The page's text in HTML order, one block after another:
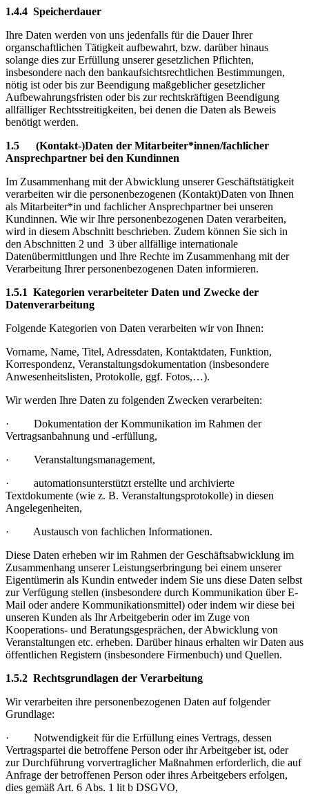
1.4.4 Speicherdauer
Ihre Daten werden von uns jedenfalls für die Dauer Ihrer
organschaftlichen Tätigkeit aufbewahrt, bzw. darüber hinaus
solange dies zur Erfüllung unserer gesetzlichen Pflichten,
insbesondere nach den bankaufsichtsrechtlichen Bestimmungen,
nötig ist oder bis zur Beendigung maßgeblicher gesetzlicher
Aufbewahrungsfristen oder bis zur rechtskräftigen Beendigung
allfälliger Rechtsstreitigkeiten, bei denen die Daten als Beweis
benötigt werden.
1.5 (Kontakt-)Daten der Mitarbeiter*innen/fachlicher
Ansprechpartner bei den Kundinnen
Im Zusammenhang mit der Abwicklung unserer Geschäftstätigkeit
verarbeiten wir die personenbezogenen (Kontakt)Daten von Ihnen
als Mitarbeiter*in und fachlicher Ansprechpartner bei unseren
Kundinnen. Wie wir Ihre personenbezogenen Daten verarbeiten,
wird in diesem Abschnitt beschrieben. Zudem können Sie sich in
den Abschnitten 2 und 3 über allfällige internationale
Datenübermittlungen und Ihre Rechte im Zusammenhang mit der
Verarbeitung Ihrer personenbezogenen Daten informieren.
1.5.1 Kategorien verarbeiteter Daten und Zwecke der
Datenverarbeitung
Folgende Kategorien von Daten verarbeiten wir von Ihnen:
Vorname, Name, Titel, Adressdaten, Kontaktdaten, Funktion,
Korrespondenz, Veranstaltungsdokumentation (insbesondere
Anwesenheitslisten, Protokolle, ggf. Fotos,…).
Wir werden Ihre Daten zu folgenden Zwecken verarbeiten:
· Dokumentation der Kommunikation im Rahmen der
Vertragsanbahnung und -erfüllung,
· Veranstaltungsmanagement,
· automationsunterstützt erstellte und archivierte
Textdokumente (wie z. B. Veranstaltungsprotokolle) in diesen
Angelegenheiten,
· Austausch von fachlichen Informationen.
Diese Daten erheben wir im Rahmen der Geschäftsabwicklung im
Zusammenhang unserer Leistungserbringung bei einem unserer
Eigentümerin als Kundin entweder indem Sie uns diese Daten selbst
zur Verfügung stellen (insbesondere durch Kommunikation über E-
Mail oder andere Kommunikationsmittel) oder indem wir diese bei
unseren Kunden als Ihr Arbeitgeberin oder im Zuge von
Kooperations- und Beratungsgesprächen, der Abwicklung von
Veranstaltungen etc. erheben. Darüber hinaus erhalten wir Daten aus
öffentlichen Registern (insbesondere Firmenbuch) und Quellen.
1.5.2 Rechtsgrundlagen der Verarbeitung
Wir verarbeiten ihre personenbezogenen Daten auf folgender
Grundlage:
· Notwendigkeit für die Erfüllung eines Vertrags, dessen
Vertragspartei die betroffene Person oder ihr Arbeitgeber ist, oder
zur Durchführung vorvertraglicher Maßnahmen erforderlich, die auf
Anfrage der betroffenen Person oder ihres Arbeitgebers erfolgen,
dies gemäß Art. 6 Abs. 1 lit b DSGVO,